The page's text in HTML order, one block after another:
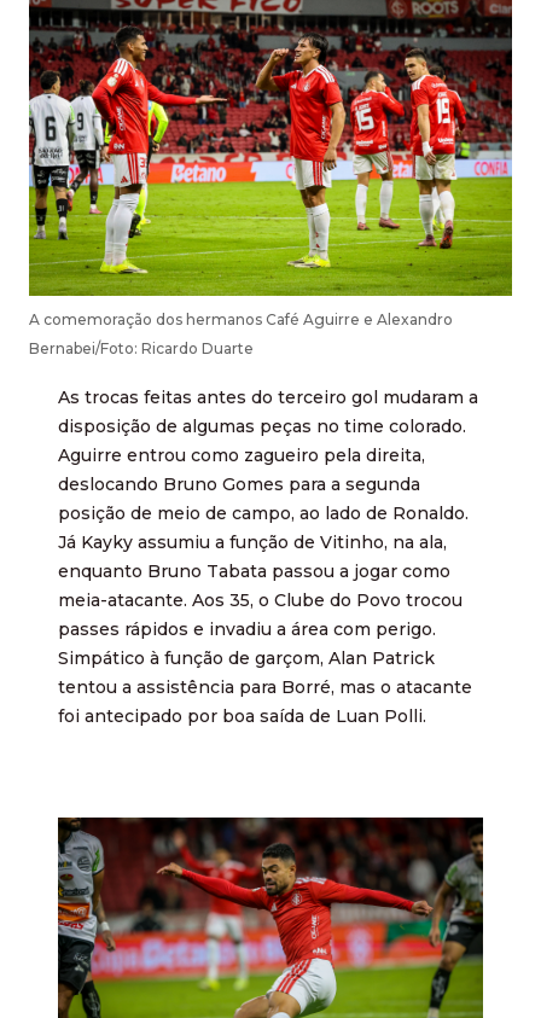
A comemoração dos hermanos Café Aguirre e Alexandro
Bernabei/Foto: Ricardo Duarte
As trocas feitas antes do terceiro gol mudaram a
disposição de algumas peças no time colorado.
Aguirre entrou como zagueiro pela direita,
deslocando Bruno Gomes para a segunda
posição de meio de campo, ao lado de Ronaldo.
Já Kayky assumiu a função de Vitinho, na ala,
enquanto Bruno Tabata passou a jogar como
meia-atacante. Aos 35, o Clube do Povo trocou
passes rápidos e invadiu a área com perigo.
Simpático à função de garçom, Alan Patrick
tentou a assistência para Borré, mas o atacante
foi antecipado por boa saída de Luan Polli.